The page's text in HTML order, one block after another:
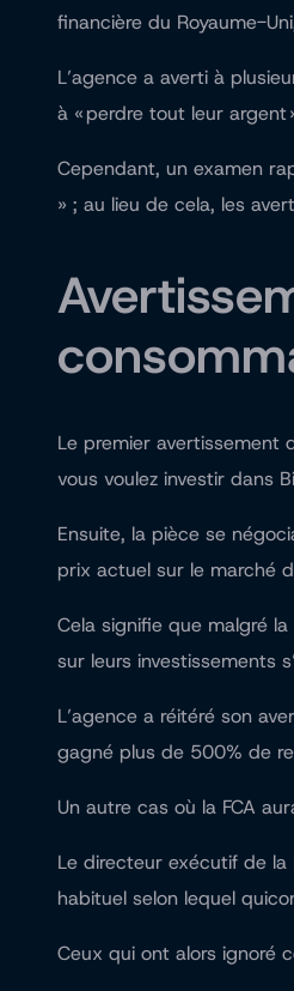
financière du Royaume-
L’agence a averti à
à « perdre tout leur argent
Cependant, un examen
» ; au lieu de cela, les
Le premier avertissement
vous voulez investir dans
Ensuite, la pièce se
prix actuel sur le marché
Cela signifie que malgré
sur leurs investissements
L’agence a réitéré son
gagné plus de 500% de
Un autre cas où la FCA
Le directeur exécutif de
habituel selon lequel
Ceux qui ont alors ignoré